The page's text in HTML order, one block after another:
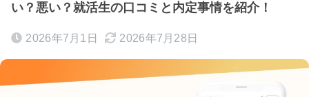
い？悪い？就活生の口コミと内定事情を紹介！
2026年7月1日 2026年7月28日